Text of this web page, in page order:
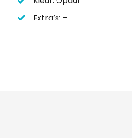
Extra’s: –